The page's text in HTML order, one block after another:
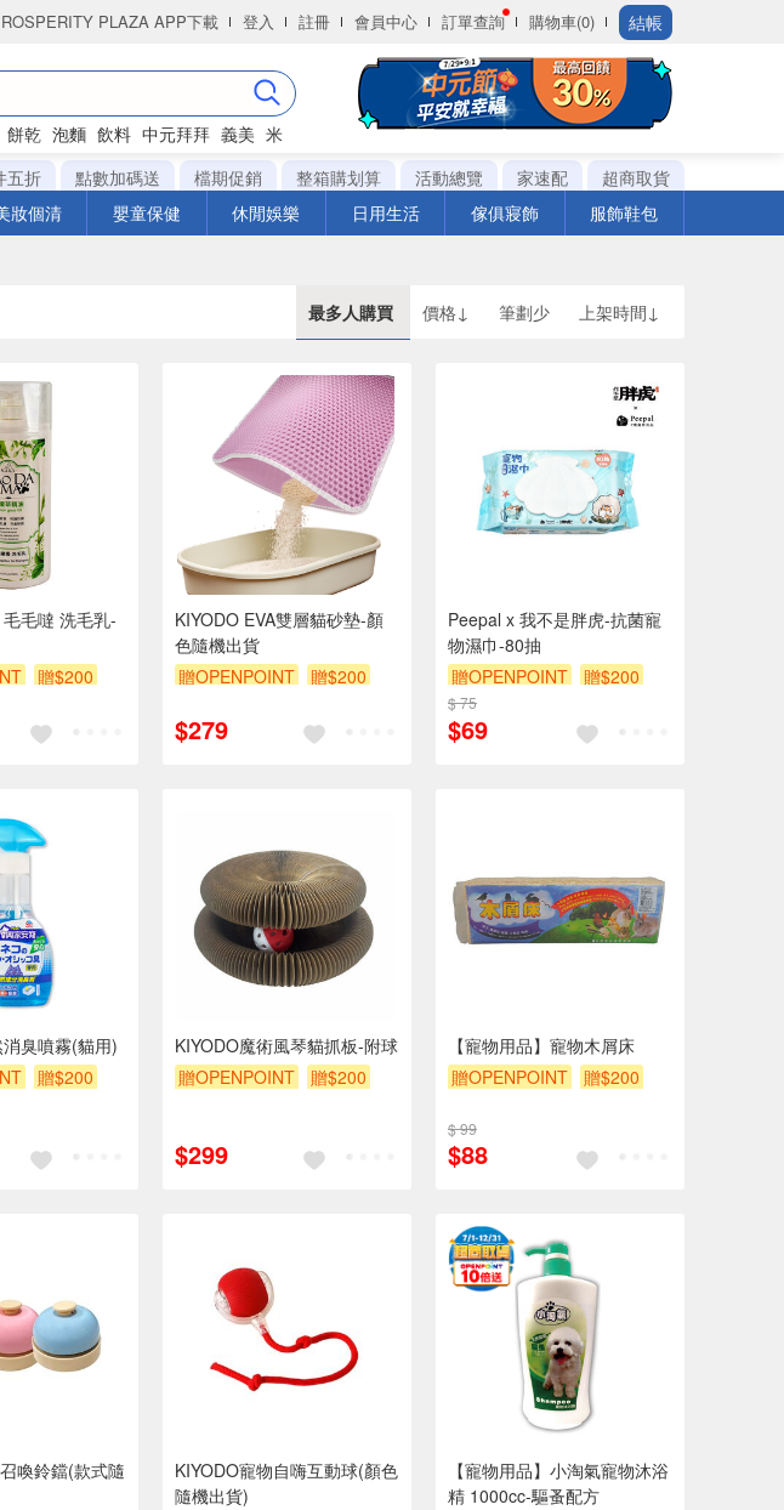
PLAZA APP下載 登入 註冊 會員中心 訂單查詢 購物車(0) 結帳
餅乾 泡麵 飲料 中元拜拜 義美 米
五折 點數加碼送 檔期促銷 整箱購划算 活動總覽 家速配
超商取貨
妝個清 嬰童保健 休閒娛樂 日用生活 傢俱寢飾 服飾鞋包
最多人購買 價格↓ 筆劃少 上架時間↓
毛毛噠 洗毛乳-
贈$200
KIYODO EVA雙層貓砂墊-顏
色隨機出貨
贈OPENPOINT
贈$200
$279
Peepal x 我不是胖虎-抗菌寵
物濕巾-80抽
贈OPENPOINT
贈$200
$ 75
$69
臭噴霧(貓用)
贈$200
KIYODO魔術風琴貓抓板-附球
贈OPENPOINT
贈$200
$299
【寵物用品】寵物木屑床
贈OPENPOINT
贈$200
$ 99
$88
喚鈴鐺(款式隨
KIYODO寵物自嗨互動球(顏色
隨機出貨)
【寵物用品】小淘氣寵物沐浴
精 1000cc-驅蚤配方